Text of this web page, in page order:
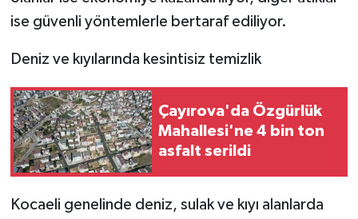
ise güvenli yöntemlerle bertaraf ediliyor.
Deniz ve kıyılarında kesintisiz temizlik
Çayırova'da Özgürlük
Mahallesi'ne 4 bin ton
asfalt serildi
Kocaeli genelinde deniz, sulak ve kıyı alanlarda